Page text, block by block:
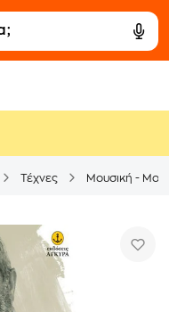
Τέχνες Μουσική -